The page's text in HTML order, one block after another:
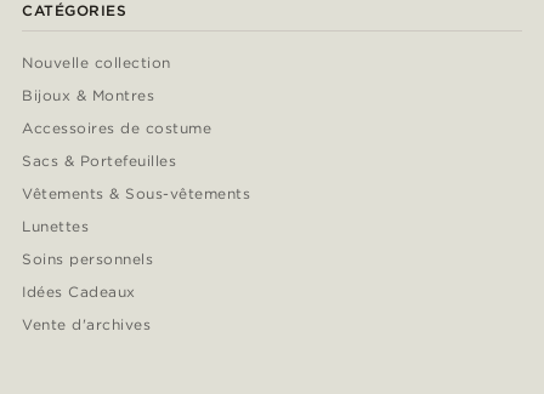
CATÉGORIES
Nouvelle collection
Bijoux & Montres
Accessoires de costume
Sacs & Portefeuilles
Vêtements & Sous-vêtements
Lunettes
Soins personnels
Idées Cadeaux
Vente d'archives